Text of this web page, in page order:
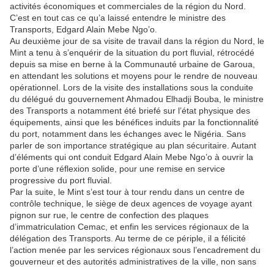
activités économiques et commerciales de la région du Nord.
C’est en tout cas ce qu’a laissé entendre le ministre des
Transports, Edgard Alain Mebe Ngo’o.
Au deuxième jour de sa visite de travail dans la région du Nord, le
Mint a tenu à s’enquérir de la situation du port fluvial, rétrocédé
depuis sa mise en berne à la Communauté urbaine de Garoua,
en attendant les solutions et moyens pour le rendre de nouveau
opérationnel. Lors de la visite des installations sous la conduite
du délégué du gouvernement Ahmadou Elhadji Bouba, le ministre
des Transports a notamment été briefé sur l’état physique des
équipements, ainsi que les bénéfices induits par la fonctionnalité
du port, notamment dans les échanges avec le Nigéria. Sans
parler de son importance stratégique au plan sécuritaire. Autant
d’éléments qui ont conduit Edgard Alain Mebe Ngo’o à ouvrir la
porte d’une réflexion solide, pour une remise en service
progressive du port fluvial.
Par la suite, le Mint s’est tour à tour rendu dans un centre de
contrôle technique, le siège de deux agences de voyage ayant
pignon sur rue, le centre de confection des plaques
d’immatriculation Cemac, et enfin les services régionaux de la
délégation des Transports. Au terme de ce périple, il a félicité
l’action menée par les services régionaux sous l’encadrement du
gouverneur et des autorités administratives de la ville, non sans